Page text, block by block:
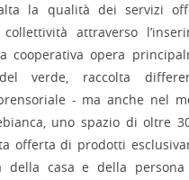
la qualità dei servizi
attraverso
cooperativa opera
verde, raccolta
- ma anche nel
uno spazio di oltre
offerta di prodotti
della casa e della persona